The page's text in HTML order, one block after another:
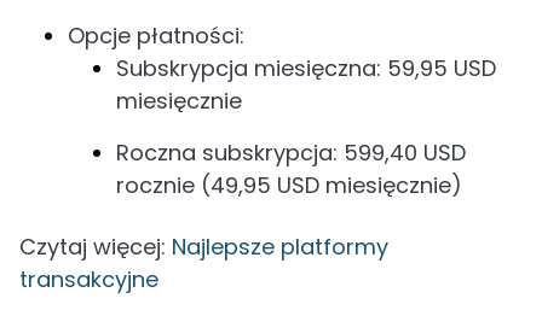
Opcje płatności:
Subskrypcja miesięczna: 59,95 USD
miesięcznie
Roczna subskrypcja: 599,40 USD
rocznie (49,95 USD miesięcznie)
Czytaj więcej: Najlepsze platformy
transakcyjne